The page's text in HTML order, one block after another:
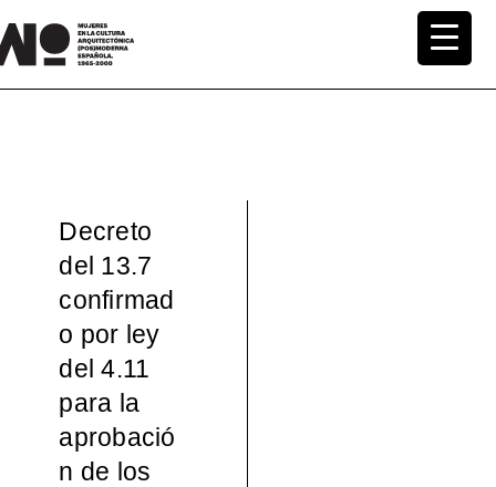
al
MuWo –
Decreto
del 13.7
confirmad
o por ley
del 4.11
para la
aprobació
n de los